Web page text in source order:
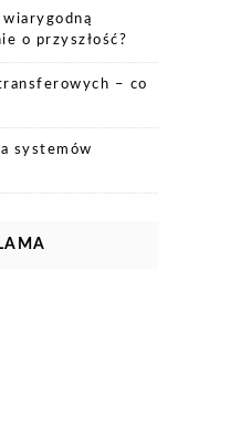
wiarygodną
o przyszłość?
– co
systemów